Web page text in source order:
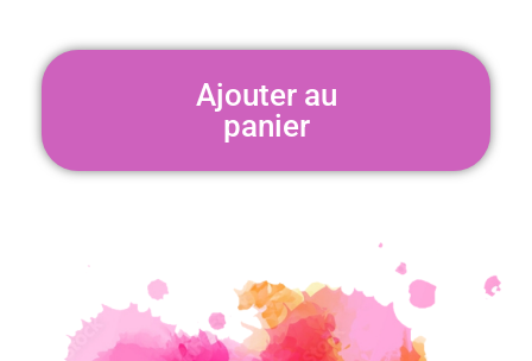
Ajouter au
panier